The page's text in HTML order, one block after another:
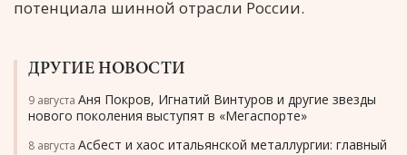
потенциала шинной отрасли России.
ДРУГИЕ НОВОСТИ
9 августа Аня Покров, Игнатий Винтуров и другие звезды
нового поколения выступят в «Мегаспорте»
8 августа Асбест и хаос итальянской металлургии: главный